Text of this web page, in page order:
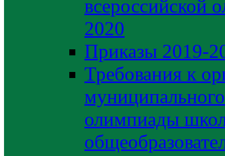
всероссийской
2020
Приказы 2019-
Требования к
олимпиады